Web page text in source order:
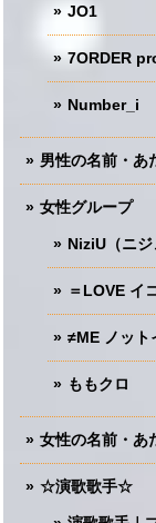
JO1
7ORDER
Number_i
男性の名前・あ
女性グループ
NiziU（ニジ
＝LOVE イ
≠ME ノット
ももクロ
女性の名前・あ
☆演歌歌手☆